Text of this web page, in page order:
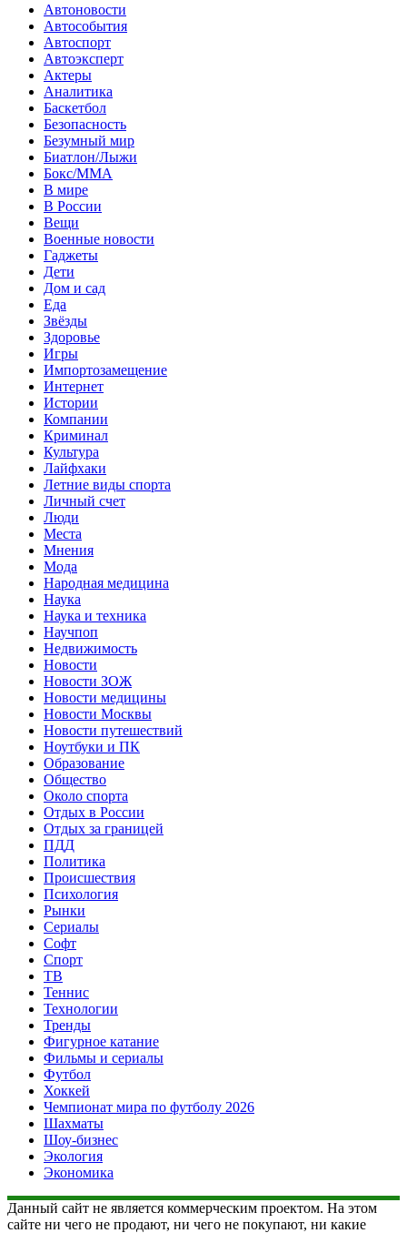
Автоновости
Автособытия
Автоспорт
Автоэксперт
Актеры
Аналитика
Баскетбол
Безопасность
Безумный мир
Биатлон/Лыжи
Бокс/MMA
В мире
В России
Вещи
Военные новости
Гаджеты
Дети
Дом и сад
Еда
Звёзды
Здоровье
Игры
Импортозамещение
Интернет
Истории
Компании
Криминал
Культура
Лайфхаки
Летние виды спорта
Личный счет
Люди
Места
Мнения
Мода
Народная медицина
Наука
Наука и техника
Научпоп
Недвижимость
Новости
Новости ЗОЖ
Новости медицины
Новости Москвы
Новости путешествий
Ноутбуки и ПК
Образование
Общество
Около спорта
Отдых в России
Отдых за границей
ПДД
Политика
Происшествия
Психология
Рынки
Сериалы
Софт
Спорт
ТВ
Теннис
Технологии
Тренды
Фигурное катание
Фильмы и сериалы
Футбол
Хоккей
Чемпионат мира по футболу 2026
Шахматы
Шоу-бизнес
Экология
Экономика
Данный сайт не является коммерческим проектом. На этом
сайте ни чего не продают, ни чего не покупают, ни какие